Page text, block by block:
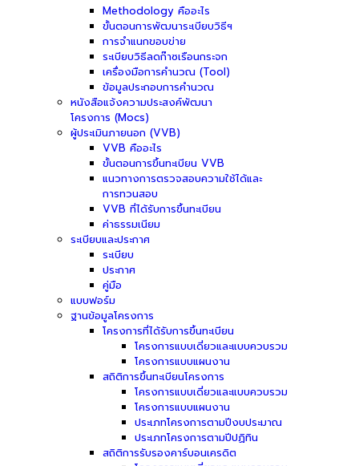
Methodology คืออะไร
ขั้นตอนการพัฒนาระเบียบวิธีฯ
การจำแนกขอบข่าย
ระเบียบวิธีลดก๊าซเรือนกระจก
เครื่องมือการคำนวณ (Tool)
ข้อมูลประกอบการคำนวณ
หนังสือแจ้งความประสงค์พัฒนา
โครงการ (Mocs)
ผู้ประเมินภายนอก (VVB)
VVB คืออะไร
ขั้นตอนการขึ้นทะเบียน VVB
แนวทางการตรวจสอบความใช้ได้และ
การทวนสอบ
VVB ที่ได้รับการขึ้นทะเบียน
ค่าธรรมเนียม
ระเบียบและประกาศ
ระเบียบ
ประกาศ
คู่มือ
แบบฟอร์ม
ฐานข้อมูลโครงการ
โครงการที่ได้รับการขึ้นทะเบียน
โครงการแบบเดี่ยวและแบบควบรวม
โครงการแบบแผนงาน
สถิติการขึ้นทะเบียนโครงการ
โครงการแบบเดี่ยวและแบบควบรวม
โครงการแบบแผนงาน
ประเภทโครงการตามปีงบประมาณ
ประเภทโครงการตามปีปฏิทิน
สถิติการรับรองคาร์บอนเครดิต